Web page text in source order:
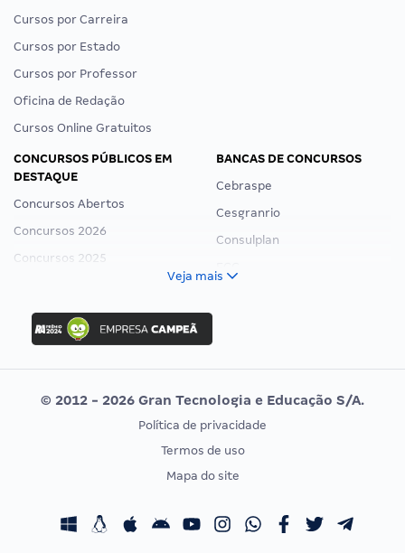
Cursos por Carreira
Cursos por Estado
Cursos por Professor
Oficina de Redação
Cursos Online Gratuitos
CONCURSOS PÚBLICOS EM
DESTAQUE
Concursos Abertos
Concursos 2026
Concursos 2025
Concurso Ibama
Concurso MPU
Editais publicados
BANCAS DE CONCURSOS
Cebraspe
Cesgranrio
Consulplan
Vunesp
CONCURSOS POR PROFISSÃO
Concursos Fiscais
EXAME DE ORDEM
Calendário OAB
Veja mais
© 2012 - 2026 Gran Tecnologia e Educação S/A.
Política de privacidade
Termos de uso
Mapa do site